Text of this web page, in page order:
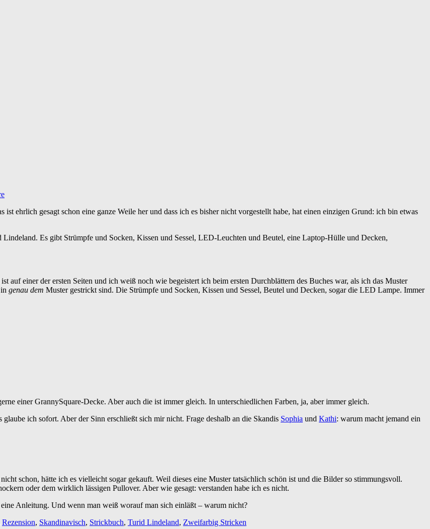
ehrlich gesagt schon eine ganze Weile her und dass ich es bisher nicht vorgestellt habe, hat einen einzigen Grund: ich bin etwas
Es gibt Strümpfe und Socken, Kissen und Sessel, LED-Leuchten und Beutel, eine Laptop-Hülle und Decken,
ist auf einer der ersten Seiten und ich weiß noch wie begeistert ich beim ersten Durchblättern des Buches war, als ich das Muster
genau dem Muster gestrickt sind. Die Strümpfe und Socken, Kissen und Sessel, Beutel und Decken, sogar die LED Lampe. Immer
einer GrannySquare-Decke. Aber auch die ist immer gleich. In unterschiedlichen Farben, ja, aber immer gleich.
ich sofort. Aber der Sinn erschließt sich mir nicht. Frage deshalb an die Skandis Sophia und Kathi: warum macht jemand ein
schon, hätte ich es vielleicht sogar gekauft. Weil dieses eine Muster tatsächlich schön ist und die Bilder so stimmungsvoll.
oder dem wirklich lässigen Pullover. Aber wie gesagt: verstanden habe ich es nicht.
Anleitung. Und wenn man weiß worauf man sich einläßt – warum nicht?
Rezension, Skandinavisch, Strickbuch, Turid Lindeland, Zweifarbig Stricken